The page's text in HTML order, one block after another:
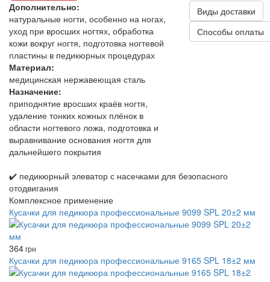
Дополнительно:
натуральные ногти, особенно на ногах,
уход при вросших ногтях, обработка
кожи вокруг ногтя, подготовка ногтевой
пластины в педикюрных процедурах
Материал:
медицинская нержавеющая сталь
Назначение:
приподнятие вросших краёв ногтя,
удаление тонких кожных плёнок в
области ногтевого ложа, подготовка и
выравнивание основания ногтя для
дальнейшего покрытия
Виды доставки
Способы оплаты
✔️ педикюрный элеватор с насечками для безопасного
отодвигания
Комплексное применение
Кусачки для педикюра профессиональные 9099 SPL 20±2 мм
364грн
Кусачки для педикюра профессиональные 9165 SPL 18±2 мм